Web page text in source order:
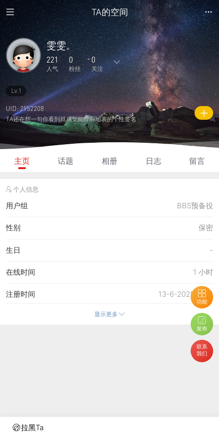
拉黑Ta
TA的空间
功能
发布
联系
我们
雯雯。
221
人气
0
粉丝
0
关注
1
主题
0
回复
0
日志
0
相册
0
好友
0 0
关注
0
说说
221
人气 积分
Lv.1
UID: 2952208
TA还在想一句你看到就感觉能炸裂地表的个性签名
主页 话题 相册 日志 留言
个人信息
用户组 BBS预备役
保密
性别
-
生日
1 小时
在线时间
13-6-2025 17:31
注册时间
26-7-2025 15:12
26-7-2025 15:11
14-6-2025 20:28
显示更多